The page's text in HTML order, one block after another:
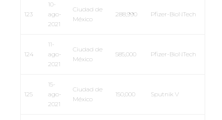
123
10-
ago-
2021
Ciudad de
México
288,990 Pfizer-BioNTech
124
11-
ago-
2021
Ciudad de
México
585,000 Pfizer-BioNTech
125
15-
ago-
2021
Ciudad de
México
150,000 Sputnik V